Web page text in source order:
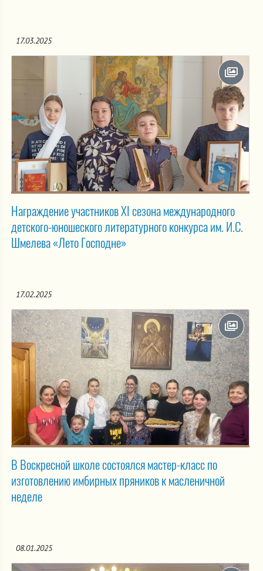
17.03.2025
Награждение участников XI сезона международного
детского-юношеского литературного конкурса им. И.С.
Шмелева «Лето Господне»
17.02.2025
В Воскресной школе состоялся мастер-класс по
изготовлению имбирных пряников к масленичной
неделе
08.01.2025